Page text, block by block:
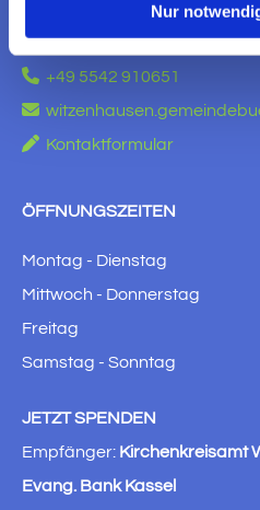
Nur
37213 Witzenhausen
 +49 5542 910651

 Kontaktformular
ÖFFNUNGSZEITEN
Montag - Dienstag
Mittwoch - Donnerstag
Freitag
Samstag - Sonntag
JETZT SPENDEN
Empfänger: Kirchenkreisamt
Evang. Bank Kassel